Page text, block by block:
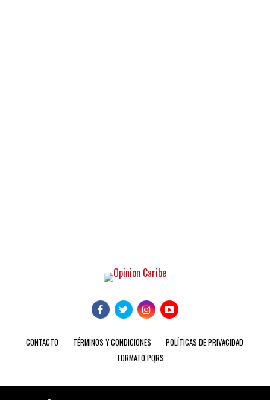
CONTACTO TÉRMINOS Y CONDICIONES
POLÍTICAS DE PRIVACIDAD
FORMATO PQRS